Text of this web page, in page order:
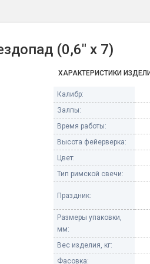
Небесные
спецэффектов
Елочные
Фейерверк-шоу
(0,6" х 7)
ХАРАКТЕРИСТИКИ
Калибр:
Залпы:
Время работы:
Высота фейерверка:
Цвет:
Тип римской свечи:
Праздник:
Размеры упаковки,
мм:
Вес изделия, кг:
Фасовка: